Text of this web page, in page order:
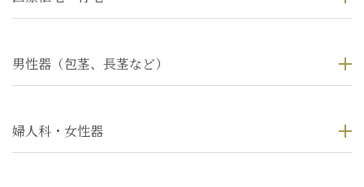
男性器（包茎、長茎など）
婦人科・女性器